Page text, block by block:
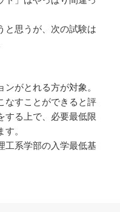
と思うが、次の試験は
がとれる方が対象。
なすことができると評
する上で、必要最低限
。
工系学部の入学最低基